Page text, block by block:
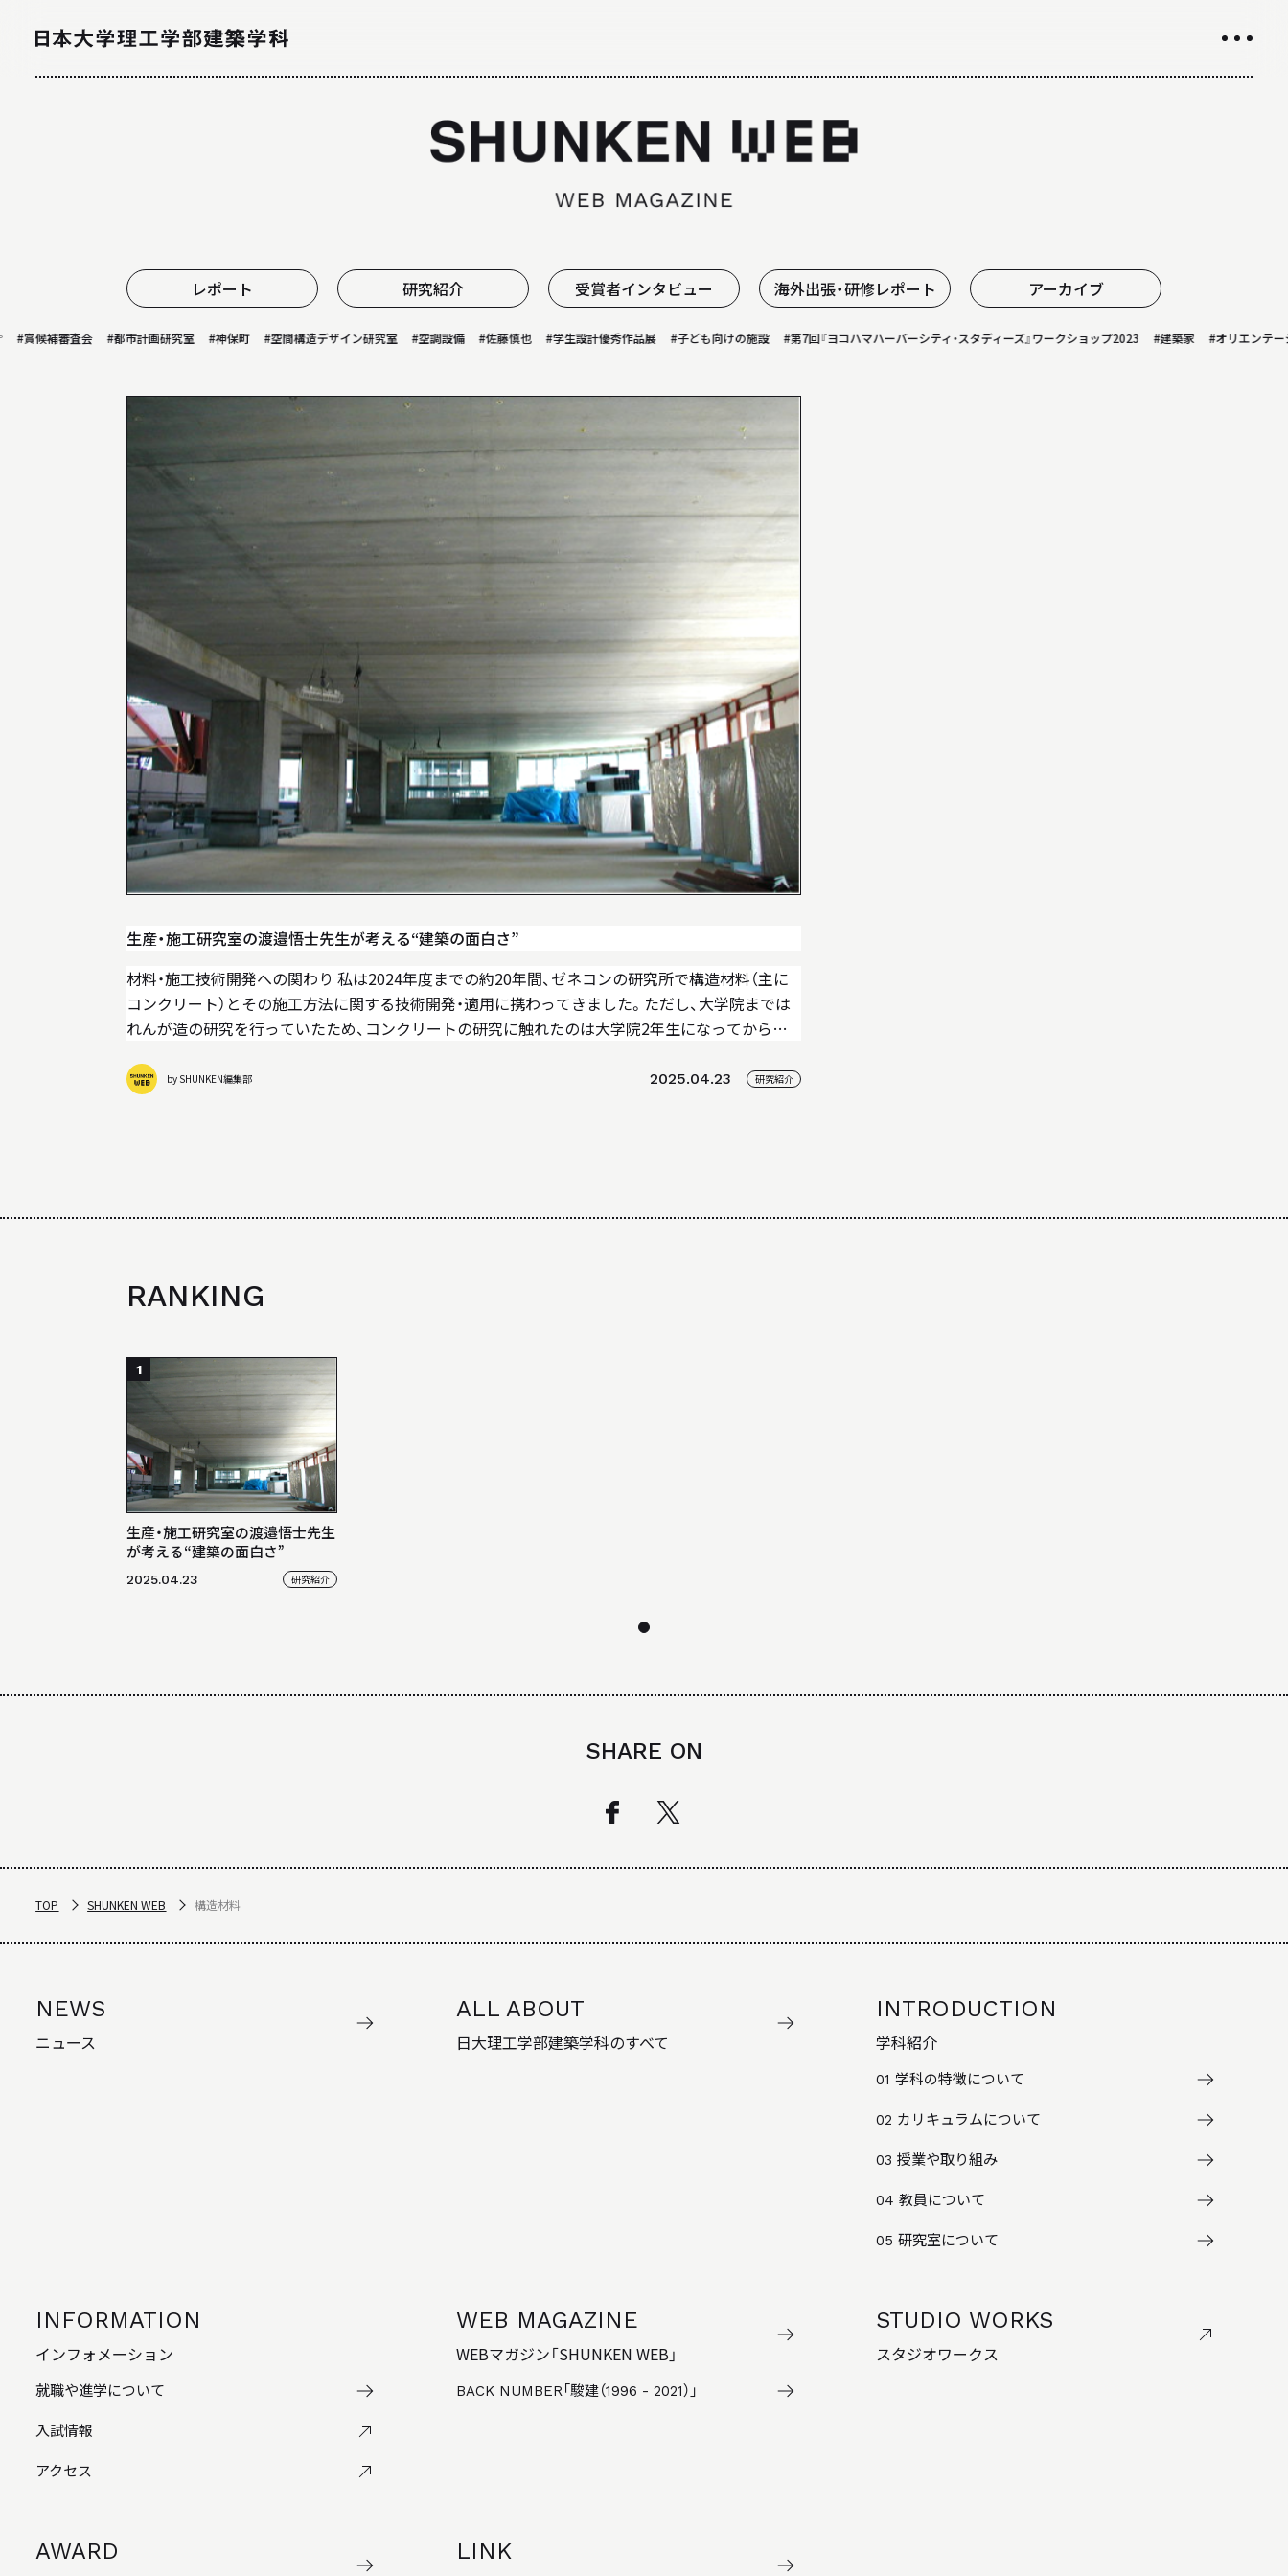
ALL ABOUT
日大理工学部建築学科のすべて
授業や取り組み
インフォメーション
就職や進学について
WEB MAGAZINE
WEBマガジン「SHUNKEN WEB」
「駿建（1996 - 2021）」
AWARD
受賞歴
レポート 研究紹介 受賞者インタビュー 海外出張・研修レポート アーカイブ
補審査会 #都市計画研究室 #神保町 #空間構造デザイン研究室 #空調設備 #佐藤慎也 #学生設計優秀作品展 #子ども向けの施設 #第7回『ヨコハマハーバーシティ・スタディーズ』ワークショップ2023 #建築家 #オリエンテーション
生産・施工研究室の渡邉悟士先生が考える“建築の面白さ”
材料・施工技術開発への関わり 私は2024年度までの約20年間、ゼネコンの研究所で構造材料（主に
コンクリート）とその施工方法に関する技術開発・適用に携わってきました。ただし、大学院までは
れんが造の研究を行っていたため、コンクリートの研究に触れたのは大学院2年生になってからで
by SHUNKEN編集部 2025.04.23 研究紹介
RANKING
1
生産・施工研究室の渡邉悟士先生
が考える“建築の面白さ”
2025.04.23 研究紹介
SHARE ON
TOP SHUNKEN WEB 構造材料
NEWS
ニュース
ALL ABOUT
日大理工学部建築学科のすべて
INTRODUCTION
学科紹介
01 学科の特徴について
02 カリキュラムについて
03 授業や取り組み
04 教員について
05 研究室について
INFORMATION
インフォメーション
就職や進学について
入試情報
アクセス
WEB MAGAZINE
WEBマガジン「SHUNKEN WEB」
BACK NUMBER 「駿建（1996 - 2021）」
STUDIO WORKS
スタジオワークス
AWARD LINK